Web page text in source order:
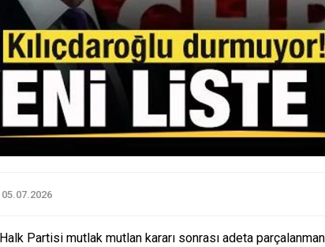
05.07.2026
Partisi mutlak mutlan kararı sonrası adeta